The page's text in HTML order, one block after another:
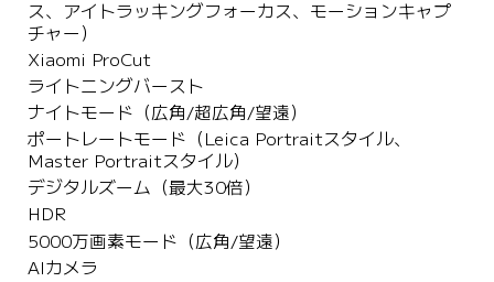
ス、アイトラッキングフォーカス、モーションキャプ
チャー）
Xiaomi ProCut
ライトニングバースト
ナイトモード（広角/超広角/望遠）
ポートレートモード（Leica Portraitスタイル、
Master Portraitスタイル）
デジタルズーム（最大30倍）
HDR
5000万画素モード（広角/望遠）
AIカメラ